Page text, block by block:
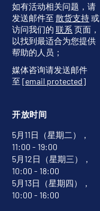
开放时间
5月11日（星期二），
11:00 - 19:00
5月12日（星期三），
10:00 - 18:00
5月13日（星期四），
10:00 - 16:00
如有活动相关问题，请
发送邮件至 散货支持或
访问我们的 联系 页面，
以找到最适合为您提供
帮助的人员；
媒体咨询请发送邮件
至 [email protected]